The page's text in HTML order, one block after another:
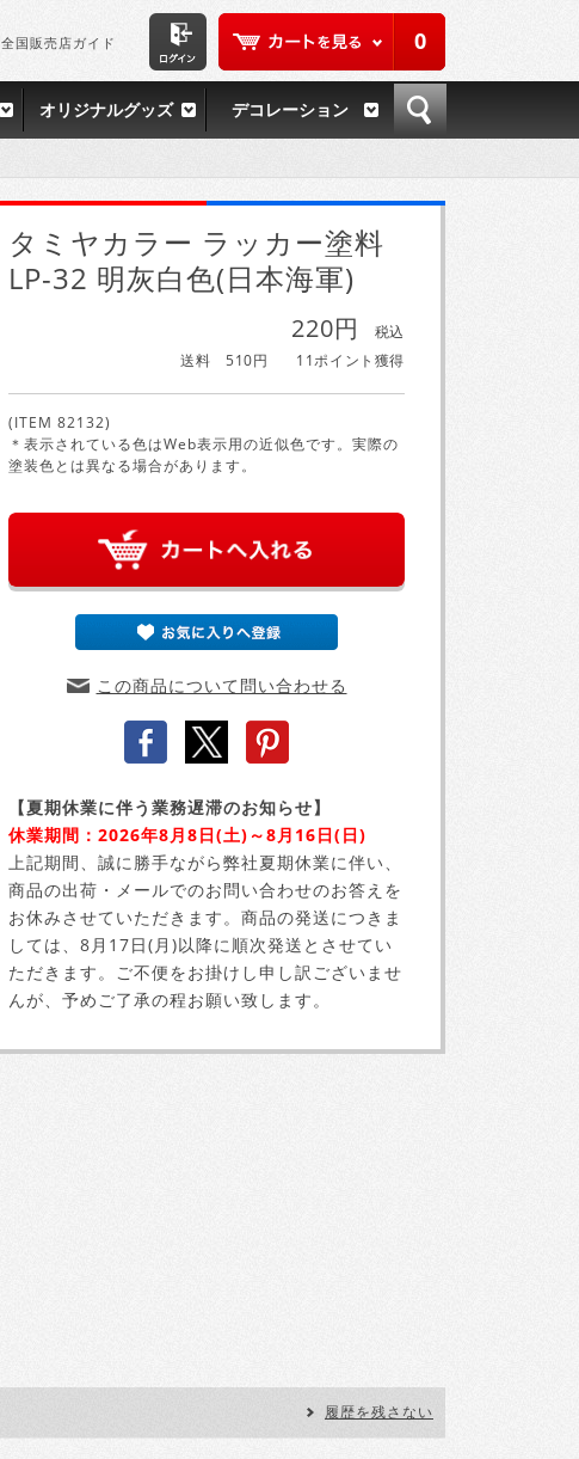
0
全国販売店ガイド
オリジナルグッズ デコレーション
タミヤカラー ラッカー塗料
LP-32 明灰白色(日本海軍)
220円
税込
送料 510円
11ポイント獲得
(ITEM 82132)
＊表示されている色はWeb表示用の近似色です。実際の
塗装色とは異なる場合があります。
この商品について問い合わせる
【夏期休業に伴う業務遅滞のお知らせ】
休業期間：2026年8月8日(土)～8月16日(日)
上記期間、誠に勝手ながら弊社夏期休業に伴い、
商品の出荷・メールでのお問い合わせのお答えを
お休みさせていただきます。商品の発送につきま
しては、8月17日(月)以降に順次発送とさせてい
ただきます。ご不便をお掛けし申し訳ございませ
んが、予めご了承の程お願い致します。
履歴を残さない